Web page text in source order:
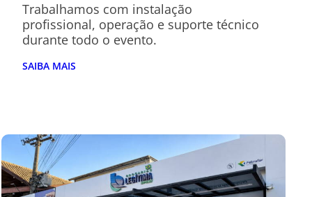
Trabalhamos com instalação
profissional, operação e suporte técnico
durante todo o evento.
SAIBA MAIS